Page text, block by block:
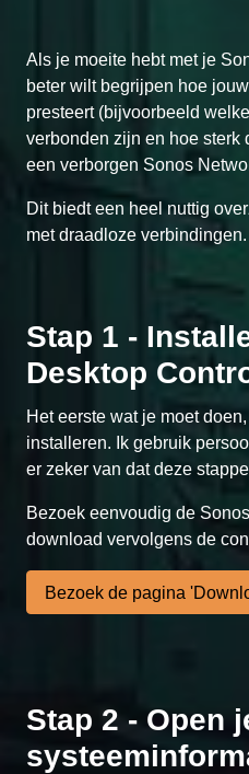
Als je moeite hebt met je
beter wilt begrijpen hoe
presteert (bijvoorbeeld
verbonden zijn en hoe sterk
een verborgen Sonos
Dit biedt een heel nuttig
met draadloze verbindingen.
Stap 1 -
Desktop
Het eerste wat je moet
installeren. Ik gebruik
er zeker van dat deze
Bezoek eenvoudig de
download vervolgens de
Bezoek de pagina
Stap 2 - Open